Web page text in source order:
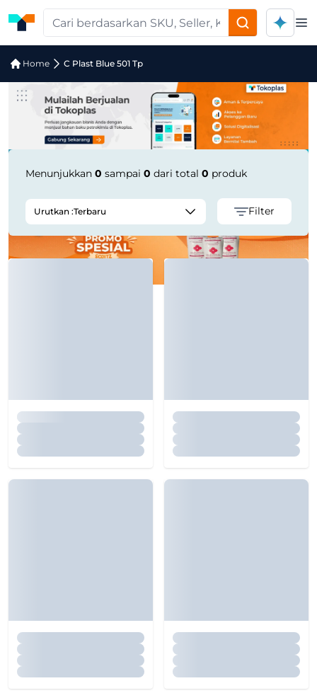
Home C Plast Blue 501 Tp
Jual C Plast Blue 501 Tp | Supplier
Menunjukkan 0 sampai 0 dari total 0 produk
Urutkan :Terbaru Filter